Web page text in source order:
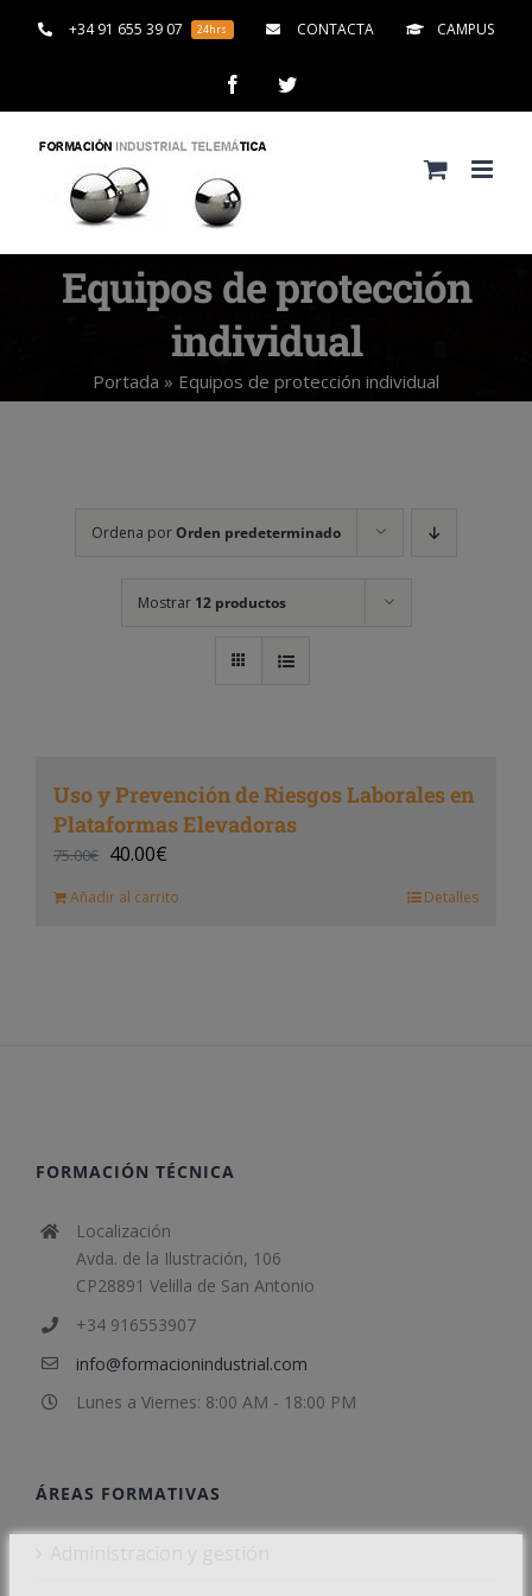
+34 91 655 39 07 24hrs CONTACTA CAMPUS
FacebookTwitter
Equipos de protección
individual
Portada » Equipos de protección individual
Ordena porOrden predeterminado
Mostrar 12 productos
Uso y Prevención de Riesgos Laborales en
Plataformas Elevadoras
75.00€ 40.00€
Añadir al carrito Detalles
FORMACIÓN TÉCNICA
Localización
Avda. de la Ilustración, 106
CP28891 Velilla de San Antonio
+34 916553907
info@formacionindustrial.com
Lunes a Viernes: 8:00 AM - 18:00 PM
ÁREAS FORMATIVAS